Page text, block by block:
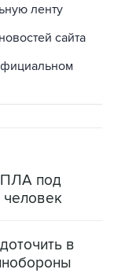
ленту
сайта
под
человек
в